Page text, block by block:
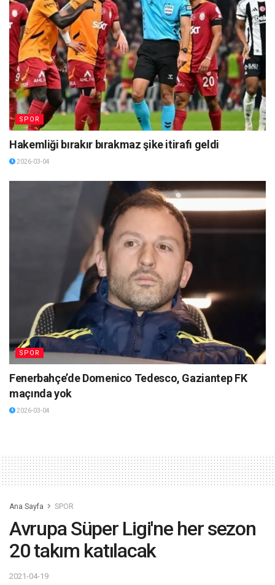
SPOR
Hakemliği bırakır bırakmaz şike itirafı geldi
2026-03-04
SPOR
Fenerbahçe’de Domenico Tedesco, Gaziantep FK
maçında yok
2026-03-04
Ana Sayfa SPOR
Avrupa Süper Ligi'ne her sezon
20 takım katılacak
2021-04-19